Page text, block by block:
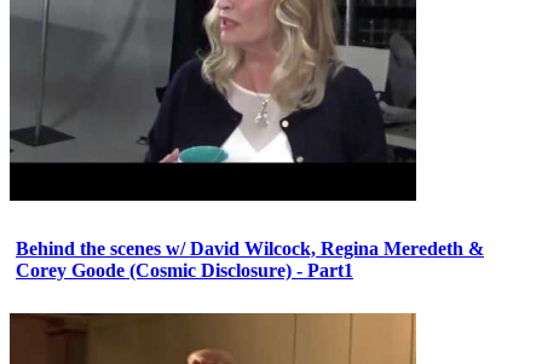
Behind the scenes w/ David Wilcock, Regina Meredeth &
Corey Goode (Cosmic Disclosure) - Part1